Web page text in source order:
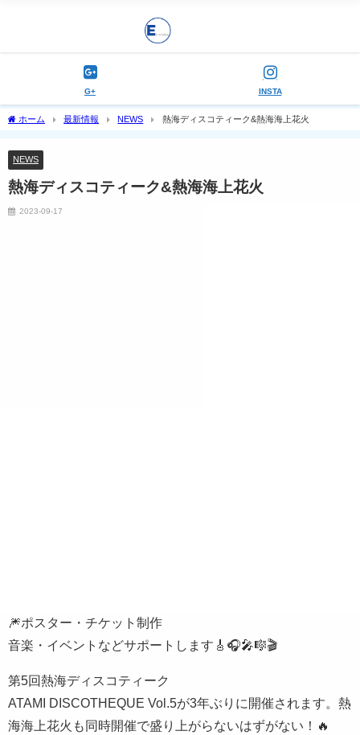
G+ INSTA
ホーム 最新情報 NEWS 熱海ディスコティーク&熱海海上花火
NEWS
熱海ディスコティーク&熱海海上花火
2023-09-17
🎆ポスター・チケット制作
音楽・イベントなどサポートします🎸🎧🎤🎼🎬
第5回熱海ディスコティーク
ATAMI DISCOTHEQUE Vol.5が3年ぶりに開催されます。熱
海海上花火も同時開催で盛り上がらないはずがない！🔥